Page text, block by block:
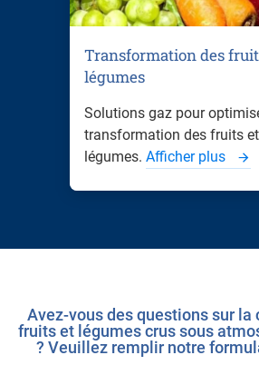
Transformation des
légumes
Solutions gaz pour
transformation des fruits et
légumes. Afficher plus
Avez-vous des questions sur la
fruits et légumes crus sous
? Veuillez remplir notre